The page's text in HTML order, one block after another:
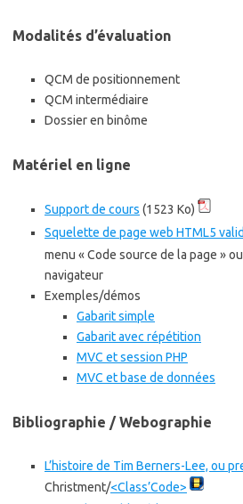
Modalités d’évaluation
QCM de positionnement
QCM intermédiaire
Dossier en binôme
Matériel en ligne
Support de cours (1523 Ko)
Squelette de page web HTML5
menu « Code source de la page »
navigateur
Exemples/démos
Gabarit simple
Gabarit avec répétition
MVC et session PHP
MVC et base de données
Bibliographie / Webographie
L’histoire de Tim Berners-Lee, ou
Christment/<Class’Code>